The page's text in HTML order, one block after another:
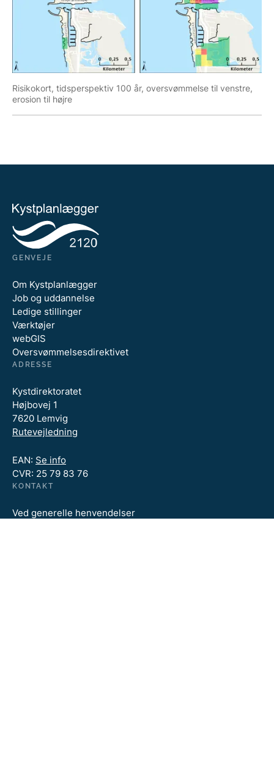
Risikokort, tidsperspektiv 100 år, oversvømmelse til venstre,
erosion til højre
GENVEJE
Om Kystplanlægger
Job og uddannelse
Ledige stillinger
Værktøjer
webGIS
Oversvømmelsesdirektivet
ADRESSE
Kystdirektoratet
Højbovej 1
7620 Lemvig
Rutevejledning
EAN: Se info
CVR: 25 79 83 76
KONTAKT
Ved generelle henvendelser